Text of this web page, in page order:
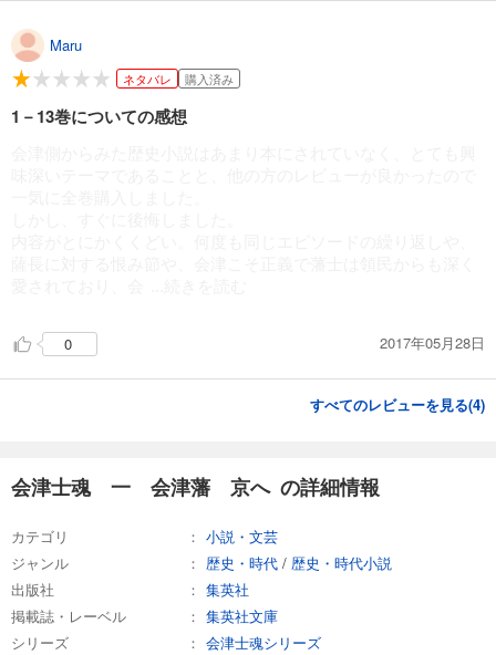
Maru
ネタバレ 購入済み
1－13巻についての感想
0 2017年05月28日
すべてのレビューを見る(4)
会津士魂 一 会津藩 京へ の詳細情報
カテゴリ
小説・文芸
ジャンル
歴史・時代 / 歴史・時代小説
出版社
集英社
掲載誌・レーベル
集英社文庫
シリーズ
会津士魂シリーズ